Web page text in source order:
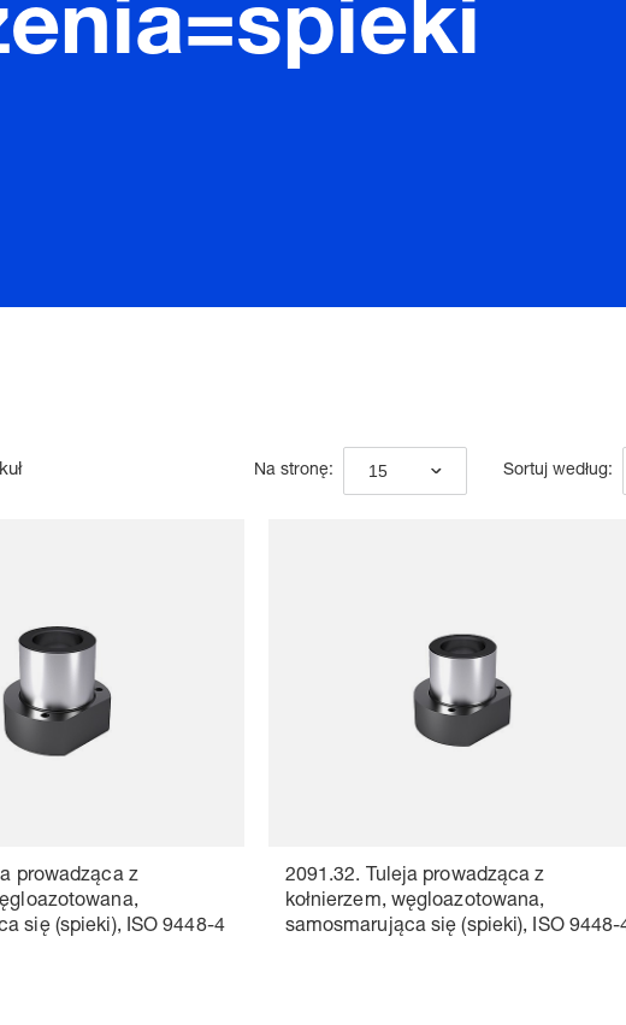
Na stronę: 15 Sortuj według:
prowadząca z
się (spieki), ISO 9448-4
2091.32. Tuleja prowadząca z
kołnierzem, węgloazotowana,
samosmarująca się (spieki), ISO 9448-